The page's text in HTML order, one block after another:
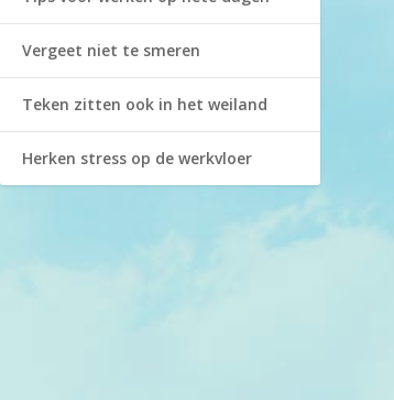
Vergeet niet te smeren
Teken zitten ook in het weiland
Herken stress op de werkvloer